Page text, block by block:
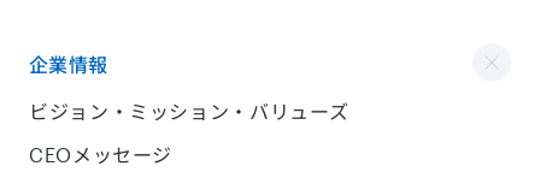
企業情報
ビジョン・ミッション・バリューズ
CEOメッセージ